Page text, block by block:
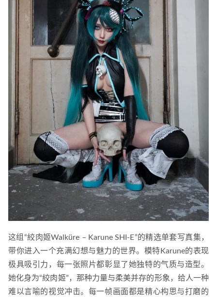
这组“絞肉姬Walküre – Karune SHI-E”的精选单套写真集，
带你进入一个充满幻想与魅力的世界。模特Karune的表现
极具吸引力，每一张照片都彰显了她独特的气质与造型。
她化身为“絞肉姬”，那种力量与柔美并存的形象，给人一种
难以言喻的视觉冲击。每一帧画面都是精心构思与打磨的